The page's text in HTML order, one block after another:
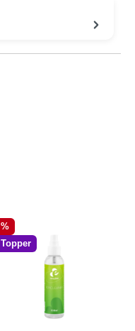
Korting
%
Topper